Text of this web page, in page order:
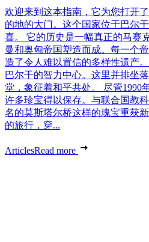
欢迎来到这本指南，它为您打开
的地的大门。这个国家位于巴尔
喜。 它的历史是一幅真正的马赛
曼和奥匈帝国塑造而成。每一个
造了令人难以置信的多样性遗产
巴尔干的智力中心。这里并排坐
堂，象征着和平共处。 尽管1990
许多珍宝得以保存。与联合国教
名的莫斯塔尔桥这样的瑰宝重获
的旅行，穿...
ArticlesRead more